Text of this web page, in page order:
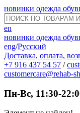
новинки одежда
en
новинки одежда
eng/Русский
Доставка, оплата,
+7 916 437 54 57 /
customercare@rehab-
Пн-Вс, 11:30-